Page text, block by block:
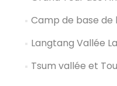
Camp de base de
Langtang Vallée
Tsum vallée et